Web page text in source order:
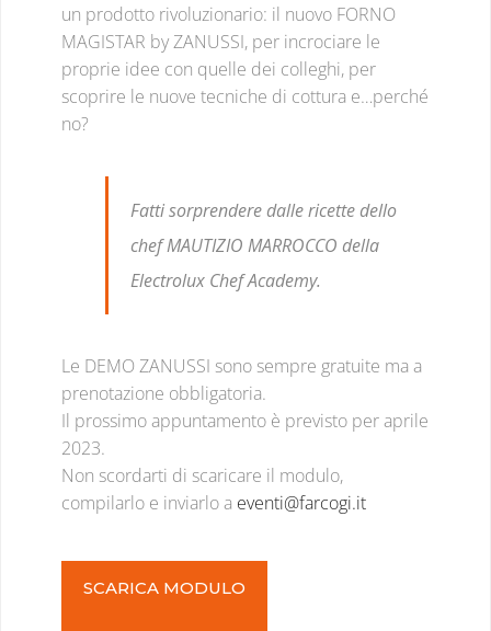
un prodotto rivoluzionario: il nuovo FORNO
MAGISTAR by ZANUSSI, per incrociare le
proprie idee con quelle dei colleghi, per
scoprire le nuove tecniche di cottura e…perché
no?
Fatti sorprendere dalle ricette dello
chef MAUTIZIO MARROCCO della
Electrolux Chef Academy.
Le DEMO ZANUSSI sono sempre gratuite ma a
prenotazione obbligatoria.
Il prossimo appuntamento è previsto per aprile
2023.
Non scordarti di scaricare il modulo,
compilarlo e inviarlo a eventi@farcogi.it
SCARICA MODULO